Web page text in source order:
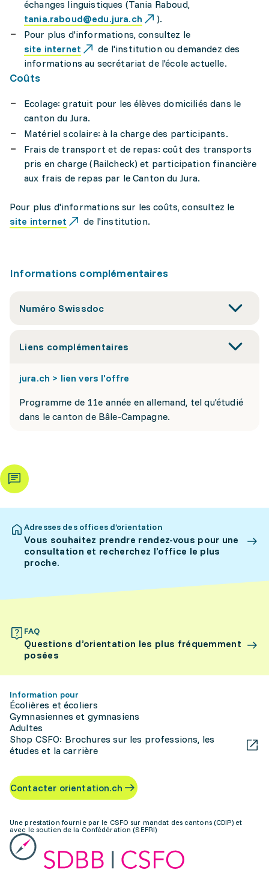
échanges linguistiques (Tania Raboud,
tania.raboud@edu.jura.ch
).
Pour plus d'informations, consultez le
site internet
de l'institution ou demandez des
informations au secrétariat de l'école actuelle.
Coûts
Ecolage: gratuit pour les élèves domiciliés dans le
canton du Jura.
Matériel scolaire: à la charge des participants.
Frais de transport et de repas: coût des transports
pris en charge (Railcheck) et participation financière
aux frais de repas par le Canton du Jura.
Pour plus d'informations sur les coûts, consultez le
site internet
de l'institution.
Informations complémentaires
Numéro Swissdoc
Liens complémentaires
jura.ch > lien vers l'offre
Programme de 11e année en allemand, tel qu'étudié
dans le canton de Bâle-Campagne.
Adresses des offices d’orientation
Vous souhaitez prendre rendez-vous pour une
consultation et recherchez l’office le plus
proche.
FAQ
Questions d’orientation les plus fréquemment
posées
Information pour
Écolières et écoliers
Gymnasiennes et gymnasiens
Adultes
Shop CSFO: Brochures sur les professions, les
études et la carrière
Contacter orientation.ch
Une prestation fournie par le CSFO sur mandat des cantons (CDIP) et
avec le soutien de la Confédération (SEFRI)